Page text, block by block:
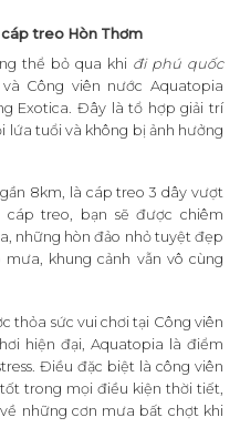
treo Hòn Thơm
thể bỏ qua khi đi phú quốc
Công viên nước Aquatopia
Exotica. Đây là tổ hợp giải trí
lứa tuổi và không bị ảnh hưởng
8km, là cáp treo 3 dây vượt
treo, bạn sẽ được chiêm
những hòn đảo nhỏ tuyệt đẹp
khung cảnh vẫn vô cùng
thỏa sức vui chơi tại Công viên
hiện đại, Aquatopia là điểm
Điều đặc biệt là công viên
trong mọi điều kiện thời tiết,
những cơn mưa bất chợt khi